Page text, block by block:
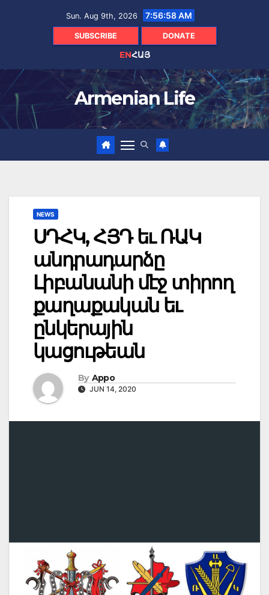
Sun. Aug 9th, 2026 7:56:59 AM
SUBSCRIBE DONATE
ENՀԱՅ
Armenian Life
NEWS
ՍԴՀԿ, ՀՅԴ եւ ՌԱԿ
անդրադարձը
Լիբանանի մէջ տիրող
քաղաքական եւ
ընկերային
կացութեան
By Appo
JUN 14, 2020